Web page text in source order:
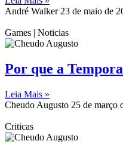
André Walker23 de maio de
Games | Noticias
Por que a
Leia Mais »
Cheudo Augusto 25 de março
Criticas